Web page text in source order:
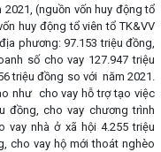
(nguồn vốn huy động tổ
huy động tổ viên tổ TK&VV
phương: 97.153 triệu đồng,
số cho vay 127.947 triệu
triệu đồng so với năm 2021.
như cho vay hỗ trợ tạo việc
đồng, cho vay chương trình
vay nhà ở xã hội 4.255 triệu
cho vay hộ mới thoát nghèo